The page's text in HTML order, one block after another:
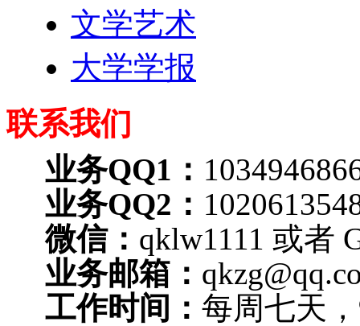
文学艺术
大学学报
联系我们
业务QQ1：
业务QQ2：
微信： qklw1111 或者
业务邮箱：
工作时间： 每周七天